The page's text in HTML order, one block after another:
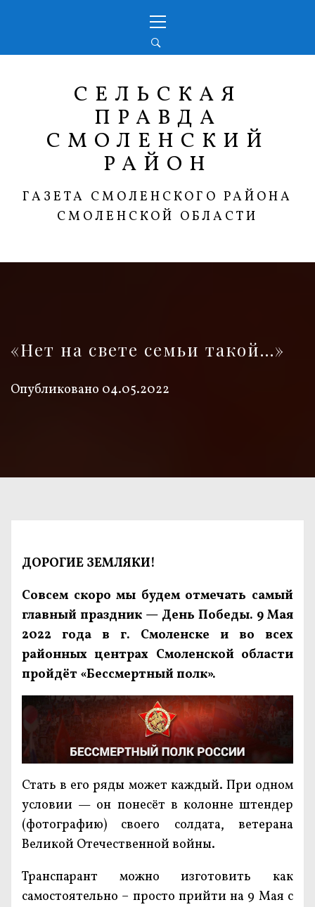
меню
СЕЛЬСКАЯ
ПРАВДА
СМОЛЕНСКИЙ
РАЙОН
ГАЗЕТА СМОЛЕНСКОГО РАЙОНА
СМОЛЕНСКОЙ ОБЛАСТИ
«Нет на свете семьи такой…»
Опубликовано 04.05.2022
ДОРОГИЕ ЗЕМЛЯКИ!
Совсем скоро мы будем отмечать самый
главный праздник — День Победы. 9 Мая
2022 года в г. Смоленске и во всех
районных центрах Смоленской области
пройдёт «Бессмертный полк».
Стать в его ряды может каждый. При одном
условии — он понесёт в колонне штендер
(фотографию) своего солдата, ветерана
Великой Отечественной войны.
Транспарант можно изготовить как
самостоятельно – просто прийти на 9 Мая с